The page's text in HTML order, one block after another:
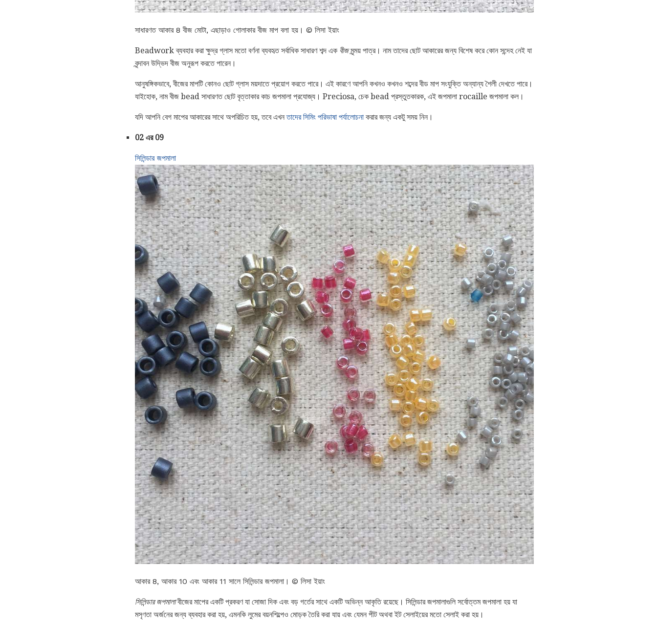
সাধারণত আকার 8 বীজ মোটা, এছাড়াও গোলাকার বীজ মাপ বলা হয়। © লিসা ইয়াং
Beadwork ব্যবহার করা ক্ষুদ্র গ্লাস মতো বর্ণনা ব্যবহৃত সর্বাধিক সাধারণ শব্দ এক বীজমৃন্ময় পাত্র। নাম তাদের ছোট আকারের জন্য বিশেষ করে কোন সন্দেহ নেই যা
বৃন্দাবন উদ্ভিদ বীজ অনুরূপ করতে পারেন।
আনুষঙ্গিকভাবে, বীজের মাপটি কোনও ছোট গ্লাস ময়দাতে প্রয়োগ করতে পারে। এই কারণে আপনি কখনও কখনও শব্দের বীড মাপ সংযুক্তি অন্যান্য শৈলী দেখতে পারে।
যাইহোক, নাম বীজ bead সাধারণত ছোট বৃত্তাকার কাচ জপমালা প্রযোজ্য। Preciosa, চেক bead প্রস্তুতকারক, এই জপমালা rocaille জপমালা কল।
যদি আপনি বেগ মাপের আকারের সাথে অপরিচিত হয়, তবে এখনতাদের সিমিং পরিভাষা পর্যালোচনা করার জন্য একটু সময় নিন।
02 এর 09
সিলিন্ডার জপমালা
আকার 8, আকার 10 এবং আকার 11 সালে সিলিন্ডার জপমালা। © লিসা ইয়াং
সিলিন্ডার জপমালাবীজের মাপের একটি প্রকরণ যা সোজা দিক এবং বড় গর্তের সাথে একটি অভিন্ন আকৃতি রয়েছে। সিলিন্ডার জপমালাগুলি সর্বোত্তম জপমালা হয় যা
মসৃণতা অর্জনের জন্য ব্যবহার করা হয়, এমনকি লুমের বয়নশিল্পেও মোড়ক তৈরি করা যায় এবং যেমন পীট অথবা ইট সেলাইয়ের মতো সেলাই করা হয়।